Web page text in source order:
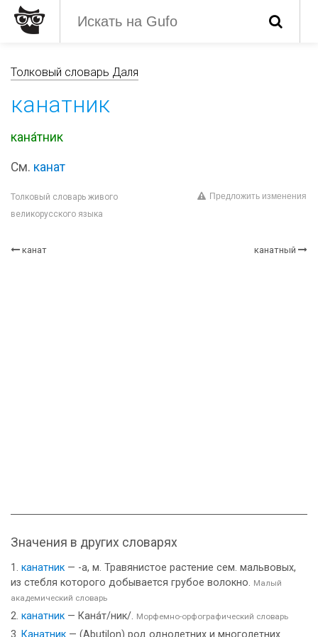
Толковый словарь Даля
канатник
кана́тник
См. канат
Толковый словарь живого
великорусского языка
Предложить изменения
канат канатный
Значения в других словарях
канатник — -а, м. Травянистое растение сем. мальвовых,
из стебля которого добывается грубое волокно. Малый
академический словарь
канатник — Кана́т/ник/. Морфемно-орфографический словарь
Канатник — (Abutilon) род однолетних и многолетних